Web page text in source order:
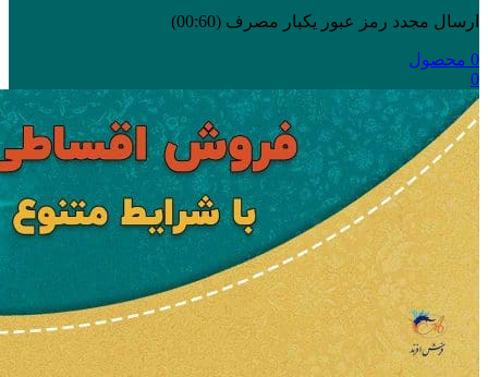
ارسال مجدد رمز عبور یکبار مصرف (00:
60
)
0 محصول
0